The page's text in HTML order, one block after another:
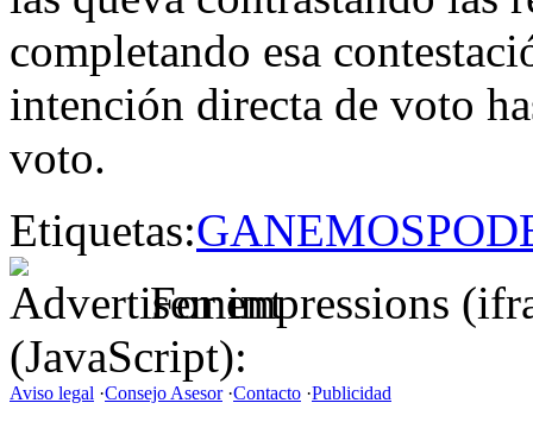
completando esa
intención directa de voto
voto.
Etiquetas:GANEMOS
For impressions
(JavaScript):
Aviso legal ·Consejo Asesor·Contacto ·Publicidad